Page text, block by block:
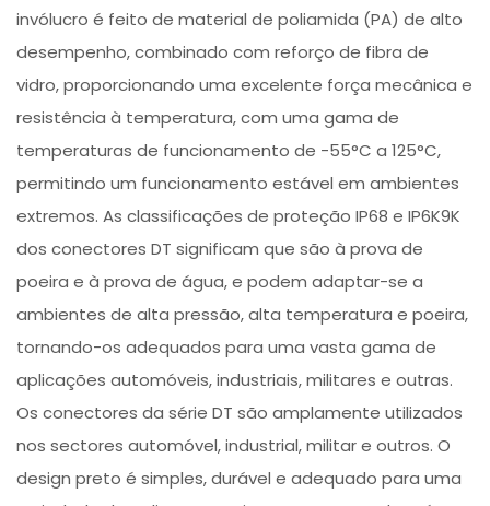
invólucro é feito de material de poliamida (PA) de alto
desempenho, combinado com reforço de fibra de
vidro, proporcionando uma excelente força mecânica e
resistência à temperatura, com uma gama de
temperaturas de funcionamento de -55°C a 125°C,
permitindo um funcionamento estável em ambientes
extremos. As classificações de proteção IP68 e IP6K9K
dos conectores DT significam que são à prova de
poeira e à prova de água, e podem adaptar-se a
ambientes de alta pressão, alta temperatura e poeira,
tornando-os adequados para uma vasta gama de
aplicações automóveis, industriais, militares e outras.
Os conectores da série DT são amplamente utilizados
nos sectores automóvel, industrial, militar e outros. O
design preto é simples, durável e adequado para uma